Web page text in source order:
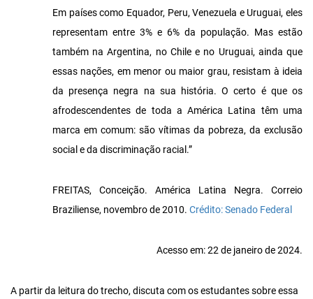
Em países como Equador, Peru, Venezuela e Uruguai, eles
representam entre 3% e 6% da população. Mas estão
também na Argentina, no Chile e no Uruguai, ainda que
essas nações, em menor ou maior grau, resistam à ideia
da presença negra na sua história. O certo é que os
afrodescendentes de toda a América Latina têm uma
marca em comum: são vítimas da pobreza, da exclusão
social e da discriminação racial.”
FREITAS, Conceição. América Latina Negra. Correio
Braziliense, novembro de 2010. Crédito: Senado Federal
Acesso em: 22 de janeiro de 2024.
A partir da leitura do trecho, discuta com os estudantes sobre essa